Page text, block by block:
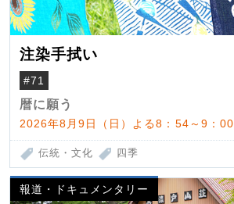
注染手拭い
#71
暦に願う
2026年8月9日（日）よる8：54～9：00
伝統・文化 四季
報道・ドキュメンタリー